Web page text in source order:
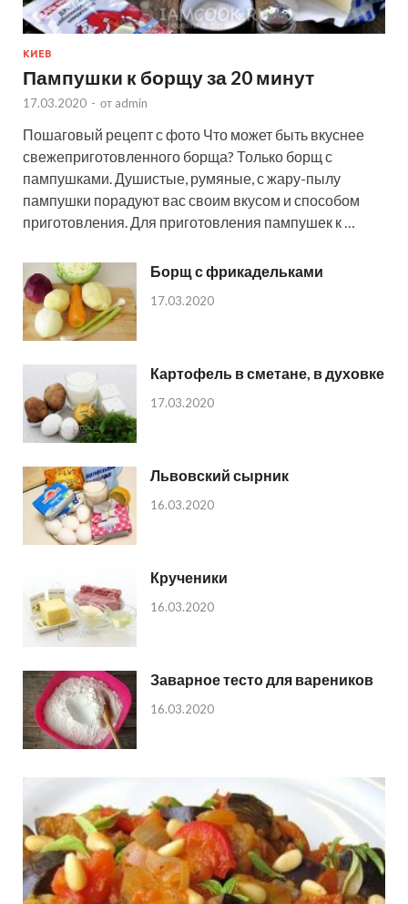
КИЕВ
Пампушки к борщу за 20 минут
17.03.2020 - от admin
Пошаговый рецепт с фото Что может быть вкуснее
свежеприготовленного борща? Только борщ с
пампушками. Душистые, румяные, с жару-пылу
пампушки порадуют вас своим вкусом и способом
приготовления. Для приготовления пампушек к …
Борщ с фрикадельками
17.03.2020
Картофель в сметане, в духовке
17.03.2020
Львовский сырник
16.03.2020
Крученики
16.03.2020
Заварное тесто для вареников
16.03.2020